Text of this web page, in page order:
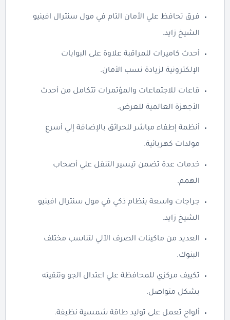
فرق تحافظ علي الأمان التام في مول سنترال افينيو
الشيخ زايد.
أحدث كاميرات للمراقبة علاوة على البوابات
الإلكترونية لزيادة نسب الأمان.
قاعات للاجتماعات والمؤتمرات تتكامل من أحدث
الأجهزة العالمية للعرض.
أنظمة إطفاء مباشر للحرائق بالإضافة إلي أسرع
مولدات كهربائية.
خدمات عدة تضمن تيسير التنقل علي أصحاب
الهمم.
جراجات واسعة بنظام ذكي في مول سنترال افينيو
الشيخ زايد.
العديد من ماكينات الصرف الآلي لتناسب مختلف
البنوك.
تكييف مركزي للمحافظة علي اعتدال الجو وتنقيته
بشكل متواصل.
ألواح تعمل على توليد طاقة شمسية نظيفة.